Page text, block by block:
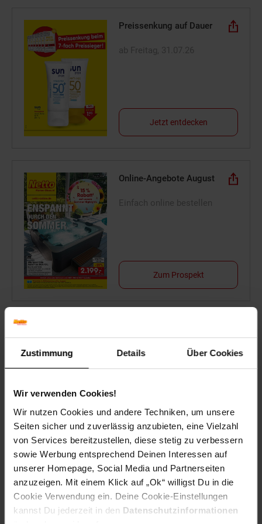
Zustimmung Details Über Cookies
Wir verwenden Cookies!
Wir nutzen Cookies und andere Techniken, um unsere
Seiten sicher und zuverlässig anzubieten, eine Vielzahl
von Services bereitzustellen, diese stetig zu verbessern
sowie Werbung entsprechend Deinen Interessen auf
unserer Homepage, Social Media und Partnerseiten
anzuzeigen. Mit einem Klick auf „Ok“ willigst Du in die
Cookie Verwendung ein. Deine Cookie-Einstellungen
kannst Du jederzeit in den Datenschutzinformationen
Preissenkung auf Dauer
Jetzt entdecken
Online-Angebote August
Zum Prospekt
Stets mobil durch den
Zum Prospekt
Reise-Angebote August
Jetzt Reise buchen